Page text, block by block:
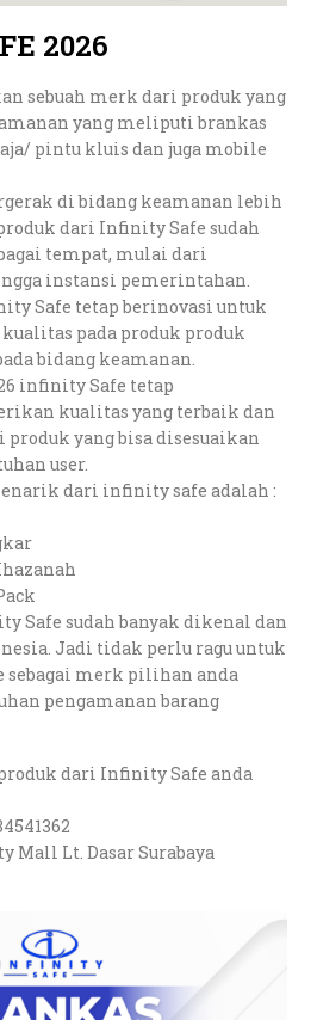
2026
sebuah merk dari produk yang
yang meliputi brankas
pintu kluis dan juga mobile
di bidang keamanan lebih
dari Infinity Safe sudah
tempat, mulai dari
instansi pemerintahan.
Safe tetap berinovasi untuk
pada produk produk
bidang keamanan.
infinity Safe tetap
kualitas yang terbaik dan
yang bisa disesuaikan
user.
dari infinity safe adalah :
Safe sudah banyak dikenal dan
Jadi tidak perlu ragu untuk
merk pilihan anda
pengamanan barang
dari Infinity Safe anda
Mall Lt. Dasar Surabaya